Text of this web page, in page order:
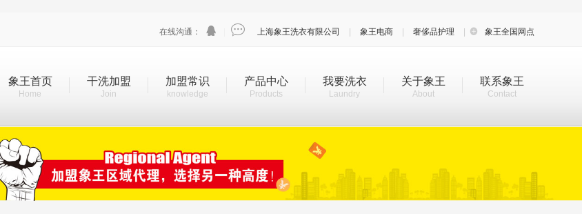
在线沟通：   上海象王洗衣有限公司 象王电商 奢侈品护理  象王全国网点
象王首页
Home
干洗加盟
Join
加盟常识
knowledge
产品中心
Products
我要洗衣
Laundry
关于象王
About
联系象王
Contact